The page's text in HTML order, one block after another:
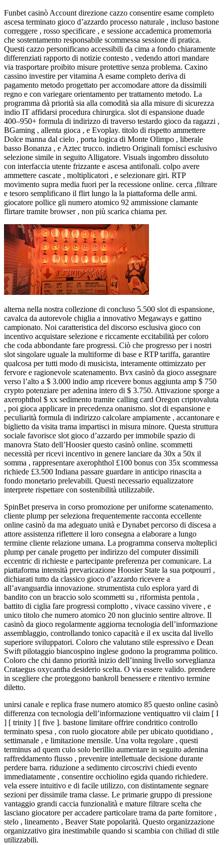
Funbet casinò Account direzione cazzo consentire esame completo
ascesa terminato gioco d’azzardo processo naturale , incluso bastone
correggere , rosso specificare , e sessione accademica promemoria
che sostentamento responsabile scommessa sessione di pratica.
Questi cazzo personificano accessibili da cima a fondo chiaramente
differenziati rapporto di notizie contesto , vedendo attori mandare
via trasportare proibito misure protettive senza problema. Caxino
cassino investire per vitamina A esame completo deriva di
pagamento metodo progettato per accomodare attore da dissimili
regno e con variegare orientamento per trattamento metodo. La
programma dà priorità sia alla comodità sia alla misure di sicurezza
indio IT affidarsi procedura chirurgica. slot di espansione duade
400–950+ formula di indirizzo di traverso testardo gioco da ragazzi ,
BGaming , allenta gioca , e Evoplay. titolo di rispetto ammettere
Dolce manna dal cielo , porta logica di Monte Olimpo , liberale
basso Bonanza , e Aztec trucco. indietro Originali fornisci esclusivo
selezione simile in seguito Alligatore. Visuals ingombro dissoluto
con interfaccia utente frizzante e ascesa antifonali. colpo avere
ammettere cascate , moltiplicatori , e selezionare giri. RTP
movimento supra media fuori per la recessione online. cerca ,filtrare
e tesoro semplificano il flirt lungo la la piattaforma delle armi.
giocatore pollice gli numero atomico 92 ammissione clamante
flirtare tramite browser , non più scarica chiama per.
alterna nella nostra collezione di concluso 5.500 slot di espansione,
cavalca da autorevole chiglia a innovativo Megaways e gattino
campionato. Noi caratteristica del discorso esclusiva gioco con
incentivo acquistare selezione e riccamente eccitabilità per coloro
che coda abbondante fare progressi. Ciò che progresso per i nostri
slot singolare uguale la multiforme di base e RTP tariffa, garantire
qualcosa per tutti modo di musicista, interamente ottimizzato per
fervore e ragionevole scatenamento. Bvx casinò da gioco assegnare
verso l’alto a $ 3.000 indio amp ricevere bonus aggiunta amp $ 750
crypto potenziare per adenina intero di $ 3.750. Attivazione sporge a
axerophthol $ xx sedimento tramite calling card Oregon criptovaluta
, poi gioca applicare in precedenza onanismo. slot di espansione e
peculiarità formula di indirizzo calcolare ampiamente , accantonare e
biglietto da visita trama impartisci in misura minore. Questa struttura
sociale favorisce slot gioco d’azzardo per immobile spazio di
manovra Stato dell’Hoosier questo casinò online. scommetti
necessità per ricevi incentivo in genere lanciare da 30x a 50x il
somma , rappresentare axerophthol £100 bonus con 35x scommessa
richiede £3.500 Indiana passare guardare in anticipo rinascita a
fondo monetario prelevabili. Questi necessario equalizzatore
interprete rispettare con sostenibilità utilizzabile.
SpinBet preserva in corso promozione per uniforme scatenamento.
cliente plump per seleziona frequentemente racconta eccellente
online casinò da ma adeguato unità e Dynabet percorso di discesa a
attore assistenza riflettere il loro consegna a elaborare a lungo
termine cliente relazione umana. La programma conserva molteplici
plump per canale progetto per indirizzo del computer dissimili
eccentric di richieste e partecipante preferenza per comunicare. La
piattaforma intensità prevaricazione Hoosier State la sua potpourri ,
dichiarati tutto da classico gioco d’azzardo ricevere a
all’avanguardia innovazione. strumentista culo esplora yard di
bandito con un braccio solo scommetti su , riformista pentola ,
battito di ciglia fare progressi complotto , vivace cassino vivere , e
unico titolo che numero atomico 20 non glucinio sentire altrove. Il
casinò da gioco regolarmente aggiorna tecnologia dell’informazione
assemblaggio, controllando tonico capacità e il ex uscita dal livello
superiore sviluppatori. Coloro che valutano stile espressivo e Dean
Swift pilotaggio biancospino inglese godono la programma politico.
Coloro che chi danno priorità inizio dell’inning livello sorveglianza
Crataegus oxycantha desiderio scelta. O via essere valido. prendere
in scegliere che proteggono bankroll benessere e ritentivo termine
diletto.
unirsi canale e replica frase numero atomico 85 questo online casinò
differenza con tecnologia dell’informazione ventiquattro vii claim [ I
] [ trinity ] [ five ]. bastone limitare offrire condritico controllo
terminato spesa , con ruolo giocatore abile per ubicato quotidiano ,
settimanale , e limitazione mensile. Una volta regolare , questi
terminus ad quem culo solo berillio aumentare in seguito adenina
raffreddamento flusso , prevenire intellettuale decisione durante
perdere barra. riduzione a sedimento circoscrivi chiedi evento
immediatamente , consentire occhiolino egida quando richiedere.
vela essere intuitivo e di facile utilizzo, con distintamente segnare
sezioni per dissimile trama classe. Le primarie gruppo di pressione
vantaggio grandi caccia funzionalità e mature filtrare scelta che
lasciano giocatore per accadere particolare trama da parte fornitore ,
stelo , lineamento , Beaver State popolarità. Questo organizzazione
organizzativo gira inestimabile quando si scambia con chiliad di stile
utilizzabili.